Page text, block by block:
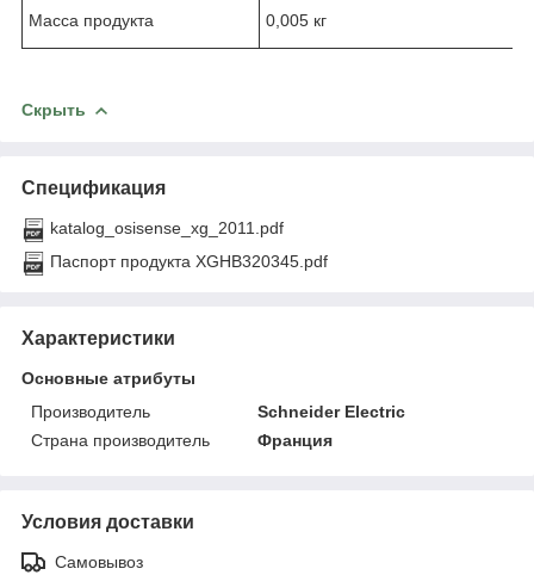
Масса продукта 0,005 кг
Скрыть
Спецификация
katalog_osisense_xg_2011.pdf
Паспорт продукта XGHB320345.pdf
Характеристики
Основные атрибуты
Производитель
Schneider Electric
Страна производитель
Франция
Условия доставки
Самовывоз